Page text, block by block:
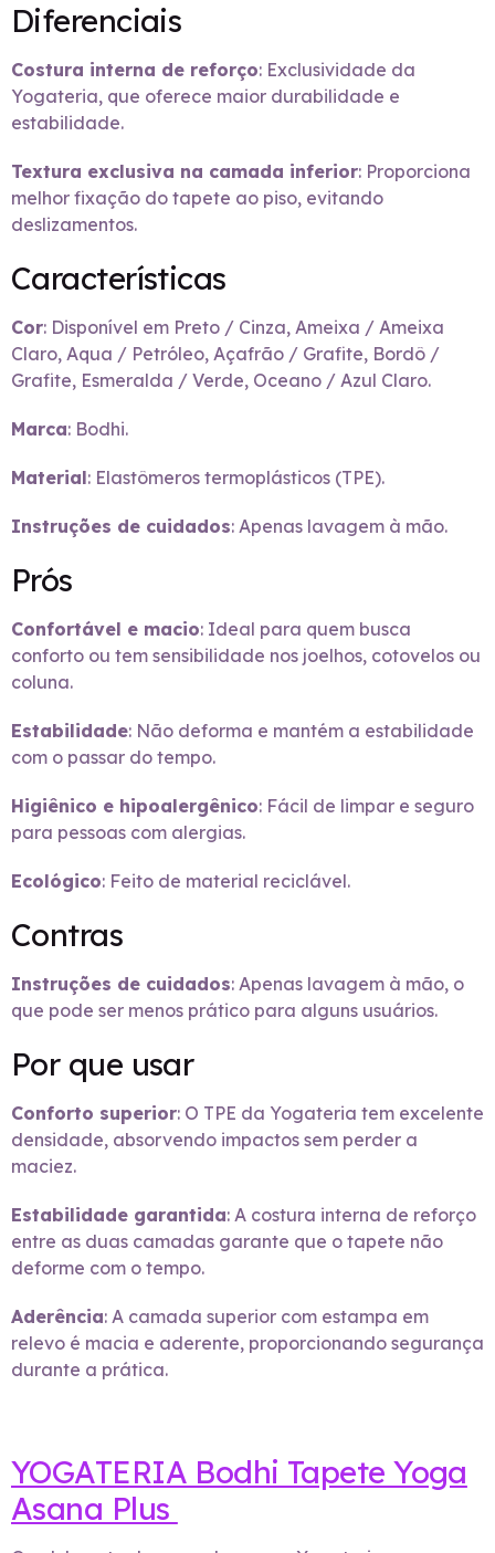
Diferenciais
Costura interna de reforço: Exclusividade da
Yogateria, que oferece maior durabilidade e
estabilidade.
Textura exclusiva na camada inferior: Proporciona
melhor fixação do tapete ao piso, evitando
deslizamentos.
Características
Cor: Disponível em Preto / Cinza, Ameixa / Ameixa
Claro, Aqua / Petróleo, Açafrão / Grafite, Bordô /
Grafite, Esmeralda / Verde, Oceano / Azul Claro.
Marca: Bodhi.
Material: Elastômeros termoplásticos (TPE).
Instruções de cuidados: Apenas lavagem à mão.
Prós
Confortável e macio: Ideal para quem busca
conforto ou tem sensibilidade nos joelhos, cotovelos ou
coluna.
Estabilidade: Não deforma e mantém a estabilidade
com o passar do tempo.
Higiênico e hipoalergênico: Fácil de limpar e seguro
para pessoas com alergias.
Ecológico: Feito de material reciclável.
Contras
Instruções de cuidados: Apenas lavagem à mão, o
que pode ser menos prático para alguns usuários.
Por que usar
Conforto superior: O TPE da Yogateria tem excelente
densidade, absorvendo impactos sem perder a
maciez.
Estabilidade garantida: A costura interna de reforço
entre as duas camadas garante que o tapete não
deforme com o tempo.
Aderência: A camada superior com estampa em
relevo é macia e aderente, proporcionando segurança
durante a prática.
YOGATERIA Bodhi Tapete Yoga
Asana Plus